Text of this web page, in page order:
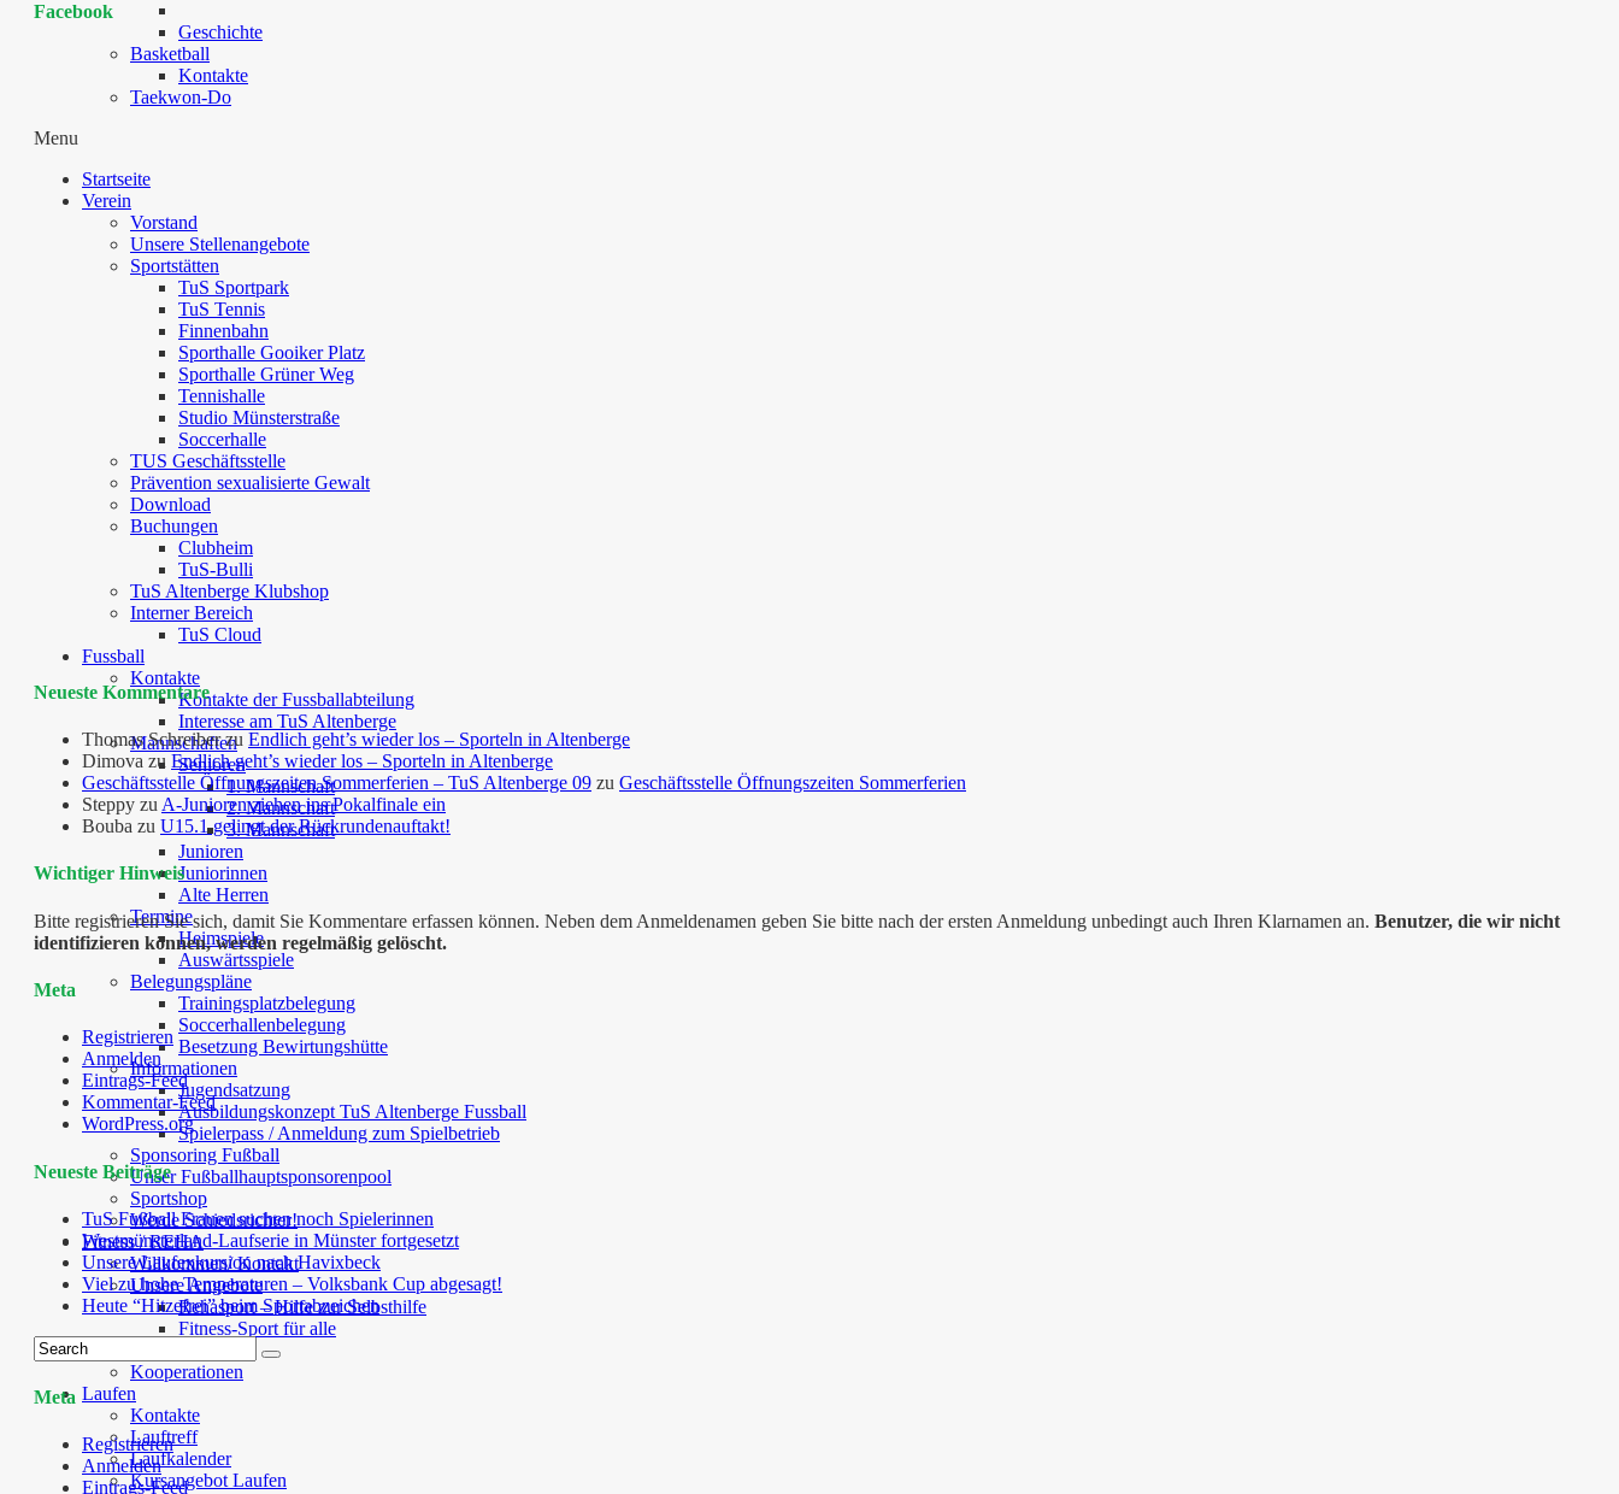
Geschichte
Basketball
Kontakte
Taekwon-Do
Menu
Startseite
Verein
Vorstand
Unsere Stellenangebote
Sportstätten
TuS Sportpark
TuS Tennis
Finnenbahn
Sporthalle Gooiker Platz
Sporthalle Grüner Weg
Tennishalle
Studio Münsterstraße
Soccerhalle
TUS Geschäftsstelle
Prävention sexualisierte Gewalt
Download
Buchungen
Clubheim
TuS-Bulli
TuS Altenberge Klubshop
Interner Bereich
TuS Cloud
Fussball
Kontakte
Kontakte der Fussballabteilung
Interesse am TuS Altenberge
Mannschaften
Senioren
1. Mannschaft
2. Mannschaft
3. Mannschaft
Junioren
Juniorinnen
Alte Herren
Termine
Heimspiele
Auswärtsspiele
Belegungspläne
Trainingsplatzbelegung
Soccerhallenbelegung
Besetzung Bewirtungshütte
Informationen
Jugendsatzung
Ausbildungskonzept TuS Altenberge Fussball
Spielerpass / Anmeldung zum Spielbetrieb
Sponsoring Fußball
Unser Fußballhauptsponsorenpool
Sportshop
Werde Schiedsrichter!
Fitness / REHA
Willkommen/ Kontakt
Unsere Angebote
Rehasport – Hilfe zur Selbsthilfe
Fitness-Sport für alle
Kooperationen
Laufen
Kontakte
Lauftreff
Laufkalender
Kursangebot Laufen
Facebook
Neueste Kommentare
Thomas Schreiberzu Endlich geht’s wieder los – Sporteln in Altenberge
Dimova zu Endlich geht’s wieder los – Sporteln in Altenberge
Geschäftsstelle Öffnungszeiten Sommerferien – TuS Altenberge 09 zu Geschäftsstelle Öffnungszeiten Sommerferien
Steppy zu A-Junioren ziehen ins Pokalfinale ein
Bouba zu U15.1 gelingt der Rückrundenauftakt!
Wichtiger Hinweis
Bitte registrieren Sie sich, damit Sie Kommentare erfassen können. Neben dem Anmeldenamen geben Sie bitte nach der ersten Anmeldung unbedingt auch Ihren Klarnamen an. Benutzer, die wir nicht
identifizieren können, werden regelmäßig gelöscht.
Meta
Registrieren
Anmelden
Eintrags-Feed
Kommentar-Feed
WordPress.org
Neueste Beiträge
TuS Fußball Frauen suchen noch Spielerinnen
Westmünsterland-Laufserie in Münster fortgesetzt
Unsere Laufexkursion nach Havixbeck
Viel zu hohe Temperaturen – Volksbank Cup abgesagt!
Heute “Hitzefrei” beim Sportabzeichen
Meta
Registrieren
Anmelden
Eintrags-Feed